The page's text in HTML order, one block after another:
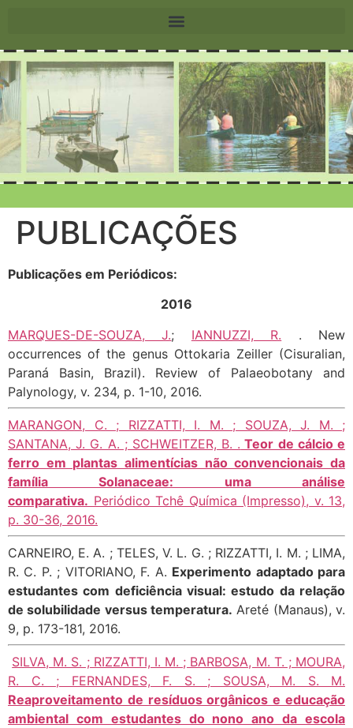
PUBLICAÇÕES
Publicações em Periódicos:
2016
MARQUES-DE-SOUZA, J.; IANNUZZI, R. . New
occurrences of the genus Ottokaria Zeiller (Cisuralian,
Paraná Basin, Brazil). Review of Palaeobotany and
Palynology, v. 234, p. 1-10, 2016.
MARANGON, C. ; RIZZATTI, I. M. ; SOUZA, J. M. ;
SANTANA, J. G. A. ; SCHWEITZER, B. . Teor de cálcio e
ferro em plantas alimentícias não convencionais da
família Solanaceae: uma análise
comparativa. Periódico Tchê Química (Impresso), v. 13,
p. 30-36, 2016.
CARNEIRO, E. A. ; TELES, V. L. G. ; RIZZATTI, I. M. ; LIMA,
R. C. P. ; VITORIANO, F. A. Experimento adaptado para
estudantes com deficiência visual: estudo da relação
de solubilidade versus temperatura. Areté (Manaus), v.
9, p. 173-181, 2016.
SILVA, M. S. ; RIZZATTI, I. M. ; BARBOSA, M. T. ; MOURA,
R. C. ; FERNANDES, F. S. ; SOUSA, M. S. M.
Reaproveitamento de resíduos orgânicos e educação
ambiental com estudantes do nono ano da escola